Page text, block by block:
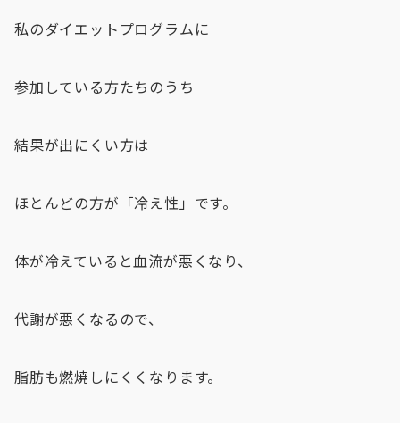
私のダイエットプログラムに
参加している方たちのうち
結果が出にくい方は
ほとんどの方が「冷え性」です。
体が冷えていると血流が悪くなり、
代謝が悪くなるので、
脂肪も燃焼しにくくなります。